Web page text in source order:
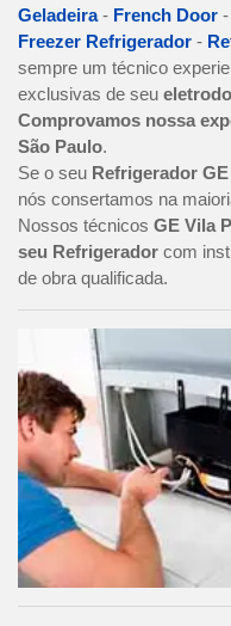
Geladeira- French Door -
Freezer Refrigerador -
sempre um técnico
exclusivas de seu
Comprovamos nossa
São Paulo.
Se o seu Refrigerador GE
nós consertamos na
Nossos técnicos GE Vila
seu Refrigerador com
de obra qualificada.